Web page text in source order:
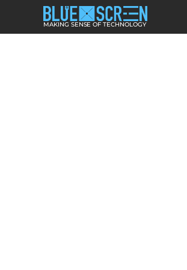
MAKING SENSE OF TECHNOLOGY